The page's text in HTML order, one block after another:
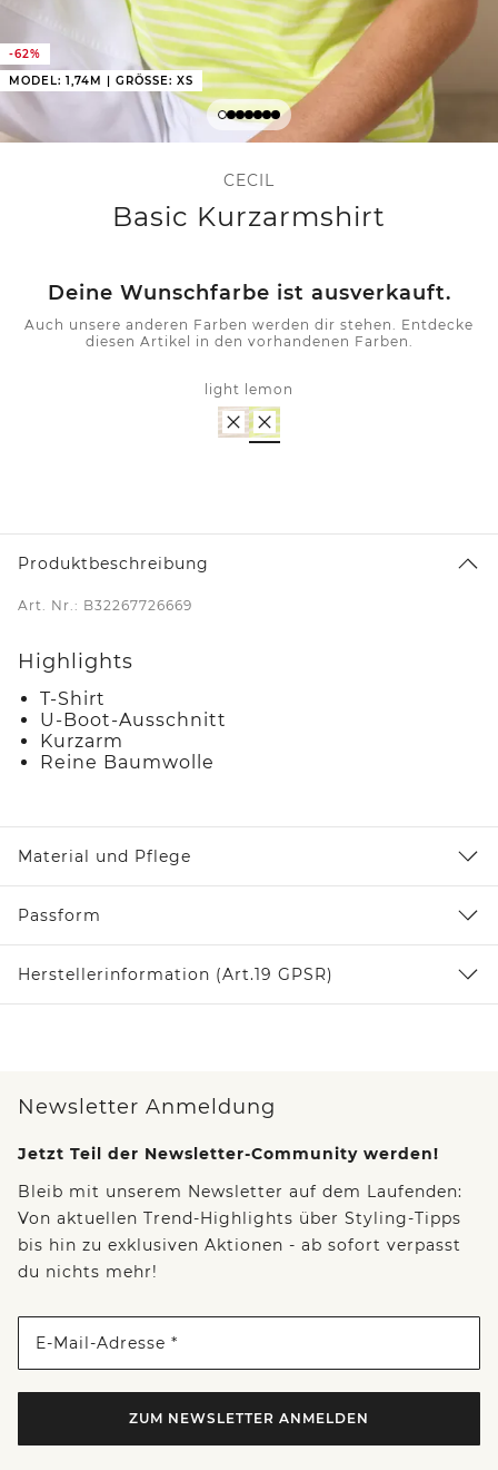
-62%
MODEL: 1,74M | GRÖSSE: XS
CECIL
Basic Kurzarmshirt
Deine Wunschfarbe ist ausverkauft.
Auch unsere anderen Farben werden dir stehen. Entdecke
diesen Artikel in den vorhandenen Farben.
light lemon
Produktbeschreibung
Art. Nr.: B32267726669
Highlights
T-Shirt
U-Boot-Ausschnitt
Kurzarm
Reine Baumwolle
Material und Pflege
Passform
Herstellerinformation (Art.19 GPSR)
Newsletter Anmeldung
Jetzt Teil der Newsletter-Community werden!
Bleib mit unserem Newsletter auf dem Laufenden:
Von aktuellen Trend-Highlights über Styling-Tipps
bis hin zu exklusiven Aktionen - ab sofort verpasst
du nichts mehr!
E-Mail-Adresse *
ZUM NEWSLETTER ANMELDEN